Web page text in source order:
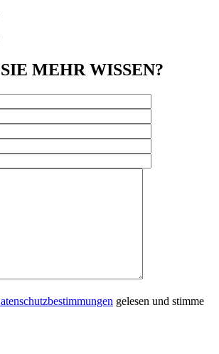
MEHR WISSEN?
gelesen und stimme